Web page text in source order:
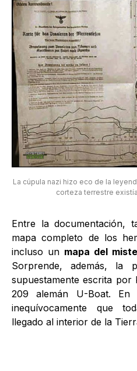
La cúpula nazi hizo eco de la
corteza terrestre
Entre la documentación,
mapa completo de los
incluso un mapa del
Sorprende, además, la
supuestamente escrita
209 alemán U-Boat.
inequívocamente que
llegado al interior de la